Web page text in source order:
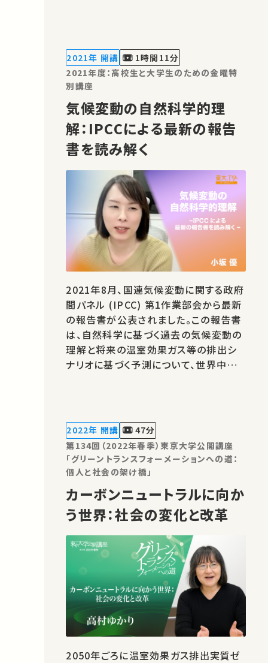
編集：東京大学 大学総合教育研究セン
ター
2021年 開講
1時間11分
2021年度：高校生と大学生のための金曜特
別講座
気候変動の自然科学的理
解：IPCCによる最新の報告
書を読み解く
2021年8月、国連気候変動に関する政府
間パネル (IPCC) 第1作業部会から最新
の報告書が公表されました。この報告書
は、自然科学に基づく過去の気候変動の
理解と将来の温室効果ガス等の排出シ
ナリオに基づく予測について、世界中で
なる気候変動をどこまで抑制しなけれ
ばならないかを決定するための根拠とな
ります…
2022年 開講
47分
第134回（2022年春季）東京大学公開講座
「グリーントランスフォーメーションへの道：
個人と社会の架け橋」
カーボンニュートラルに向か
う世界：社会の変化と改革
2050年ごろに温室効果ガス排出実質ゼ